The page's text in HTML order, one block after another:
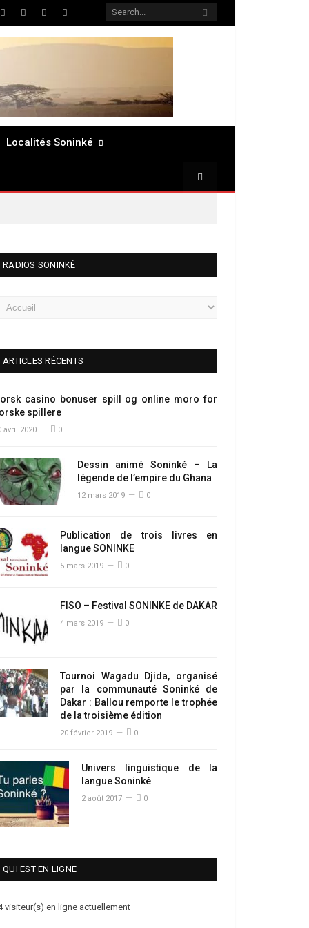
FacebookLinkedInPinterest
Localités Soninké
RADIOS SONINKÉ
ARTICLES RÉCENTS
casino bonuser spill og online moro for
spillere
avril 2020 0
Dessin animé Soninké – La
légende de l’empire du Ghana
12 mars 2019 0
Publication de trois livres en
langue SONINKE
5 mars 2019 0
FISO – Festival SONINKE de DAKAR
4 mars 2019 0
Tournoi Wagadu Djida, organisé
par la communauté Soninké de
Dakar : Ballou remporte le trophée
de la troisième édition
20 février 2019 0
Univers linguistique de la
langue Soninké
2 août 2017 0
QUI EST EN LIGNE
visiteur(s) en ligne actuellement